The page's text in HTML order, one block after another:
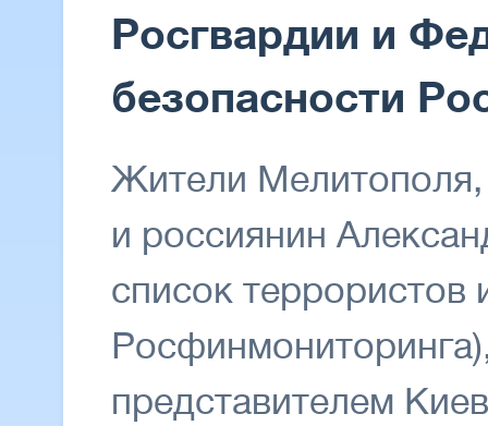
Росгвардии и
безопасности
Жители
и россиянин
список террористов
представителем